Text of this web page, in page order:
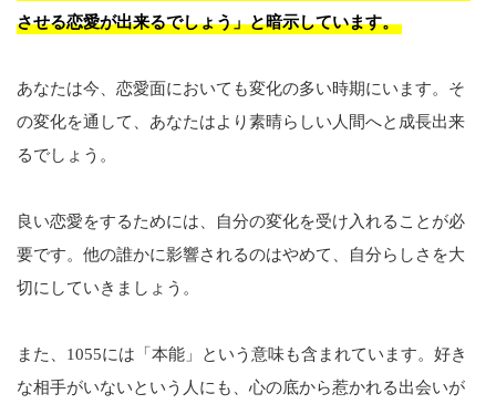
させる恋愛が出来るでしょう」と暗示しています。
あなたは今、恋愛面においても変化の多い時期にいます。そ
の変化を通して、あなたはより素晴らしい人間へと成長出来
るでしょう。
良い恋愛をするためには、自分の変化を受け入れることが必
要です。他の誰かに影響されるのはやめて、自分らしさを大
切にしていきましょう。
また、1055には「本能」という意味も含まれています。好き
な相手がいないという人にも、心の底から惹かれる出会いが